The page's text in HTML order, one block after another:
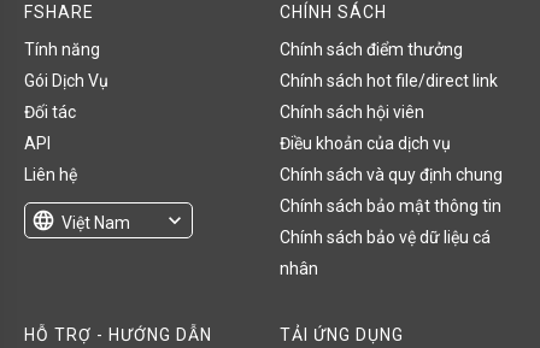
FSHARE
Tính năng
Gói Dịch Vụ
Đối tác
API
Liên hệ
language Việt Nam
expand_more
CHÍNH SÁCH
Chính sách điểm thưởng
Chính sách hot file/direct link
Chính sách hội viên
Điều khoản của dịch vụ
Chính sách và quy định chung
Chính sách bảo mật thông tin
Chính sách bảo vệ dữ liệu cá
nhân
HỖ TRỢ - HƯỚNG DẪN TẢI ỨNG DỤNG